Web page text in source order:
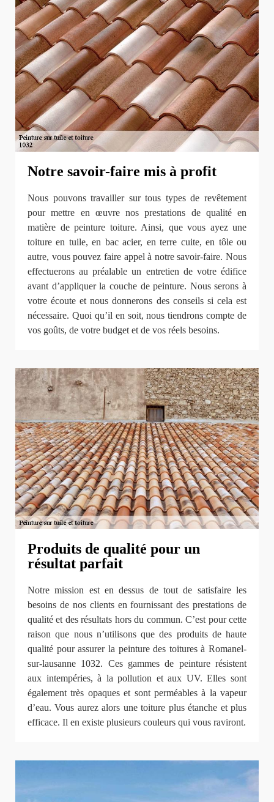
Notre savoir-faire mis à profit
Nous pouvons travailler sur tous types de revêtement
pour mettre en œuvre nos prestations de qualité en
matière de peinture toiture. Ainsi, que vous ayez une
toiture en tuile, en bac acier, en terre cuite, en tôle ou
autre, vous pouvez faire appel à notre savoir-faire. Nous
effectuerons au préalable un entretien de votre édifice
avant d’appliquer la couche de peinture. Nous serons à
votre écoute et nous donnerons des conseils si cela est
nécessaire. Quoi qu’il en soit, nous tiendrons compte de
vos goûts, de votre budget et de vos réels besoins.
Produits de qualité pour un
résultat parfait
Notre mission est en dessus de tout de satisfaire les
besoins de nos clients en fournissant des prestations de
qualité et des résultats hors du commun. C’est pour cette
raison que nous n’utilisons que des produits de haute
qualité pour assurer la peinture des toitures à Romanel-
sur-lausanne 1032. Ces gammes de peinture résistent
aux intempéries, à la pollution et aux UV. Elles sont
également très opaques et sont perméables à la vapeur
d’eau. Vous aurez alors une toiture plus étanche et plus
efficace. Il en existe plusieurs couleurs qui vous raviront.